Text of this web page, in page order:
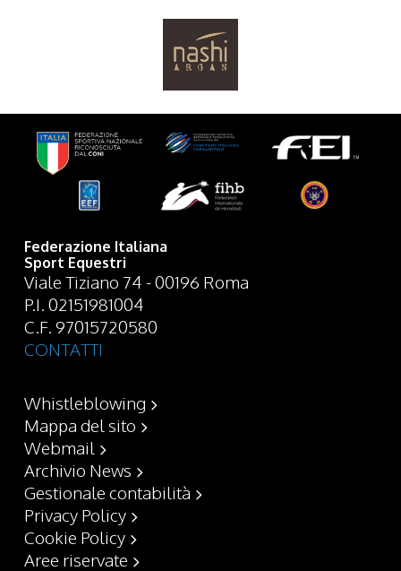
Federazione Italiana
Sport Equestri
Viale Tiziano 74 - 00196 Roma
P.I. 02151981004
C.F. 97015720580
CONTATTI
Whistleblowing
Mappa del sito
Webmail
Archivio News
Gestionale contabilità
Privacy Policy
Cookie Policy
Aree riservate